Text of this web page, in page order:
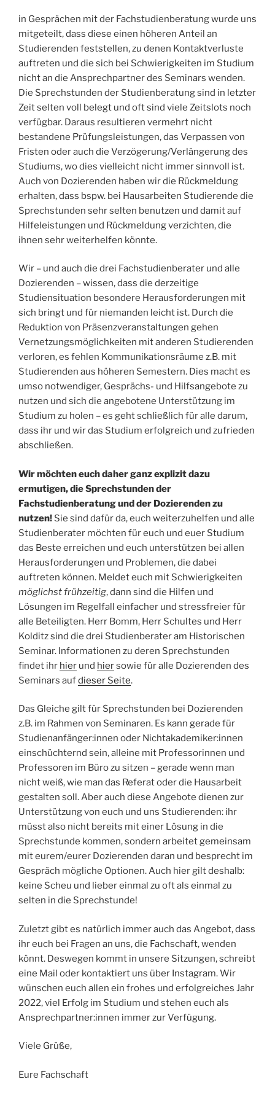
in Gesprächen mit der Fachstudienberatung wurde uns
mitgeteilt, dass diese einen höheren Anteil an
Studierenden feststellen, zu denen Kontaktverluste
auftreten und die sich bei Schwierigkeiten im Studium
nicht an die Ansprechpartner des Seminars wenden.
Die Sprechstunden der Studienberatung sind in letzter
Zeit selten voll belegt und oft sind viele Zeitslots noch
verfügbar. Daraus resultieren vermehrt nicht
bestandene Prüfungsleistungen, das Verpassen von
Fristen oder auch die Verzögerung/Verlängerung des
Studiums, wo dies vielleicht nicht immer sinnvoll ist.
Auch von Dozierenden haben wir die Rückmeldung
erhalten, dass bspw. bei Hausarbeiten Studierende die
Sprechstunden sehr selten benutzen und damit auf
Hilfeleistungen und Rückmeldung verzichten, die
ihnen sehr weiterhelfen könnte.
Wir – und auch die drei Fachstudienberater und alle
Dozierenden – wissen, dass die derzeitige
Studiensituation besondere Herausforderungen mit
sich bringt und für niemanden leicht ist. Durch die
Reduktion von Präsenzveranstaltungen gehen
Vernetzungsmöglichkeiten mit anderen Studierenden
verloren, es fehlen Kommunikationsräume z.B. mit
Studierenden aus höheren Semestern. Dies macht es
umso notwendiger, Gesprächs- und Hilfsangebote zu
nutzen und sich die angebotene Unterstützung im
Studium zu holen – es geht schließlich für alle darum,
dass ihr und wir das Studium erfolgreich und zufrieden
abschließen.
Wir möchten euch daher ganz explizit dazu
ermutigen, die Sprechstunden der
Fachstudienberatung und der Dozierenden zu
nutzen! Sie sind dafür da, euch weiterzuhelfen und alle
Studienberater möchten für euch und euer Studium
das Beste erreichen und euch unterstützen bei allen
Herausforderungen und Problemen, die dabei
auftreten können. Meldet euch mit Schwierigkeiten
möglichst frühzeitig, dann sind die Hilfen und
Lösungen im Regelfall einfacher und stressfreier für
alle Beteiligten. Herr Bomm, Herr Schultes und Herr
Kolditz sind die drei Studienberater am Historischen
Seminar. Informationen zu deren Sprechstunden
findet ihr hier und hiersowie für alle Dozierenden des
Seminars aufdieser Seite.
Das Gleiche gilt für Sprechstunden bei Dozierenden
z.B. im Rahmen von Seminaren. Es kann gerade für
Studienanfänger:innen oder Nichtakademiker:innen
einschüchternd sein, alleine mit Professorinnen und
Professoren im Büro zu sitzen – gerade wenn man
nicht weiß, wie man das Referat oder die Hausarbeit
gestalten soll. Aber auch diese Angebote dienen zur
Unterstützung von euch und uns Studierenden: ihr
müsst also nicht bereits mit einer Lösung in die
Sprechstunde kommen, sondern arbeitet gemeinsam
mit eurem/eurer Dozierenden daran und besprecht im
Gespräch mögliche Optionen. Auch hier gilt deshalb:
keine Scheu und lieber einmal zu oft als einmal zu
selten in die Sprechstunde!
Zuletzt gibt es natürlich immer auch das Angebot, dass
ihr euch bei Fragen an uns, die Fachschaft, wenden
könnt. Deswegen kommt in unsere Sitzungen, schreibt
eine Mail oder kontaktiert uns über Instagram. Wir
wünschen euch allen ein frohes und erfolgreiches Jahr
2022, viel Erfolg im Studium und stehen euch als
Ansprechpartner:innen immer zur Verfügung.
Viele Grüße,
Eure Fachschaft